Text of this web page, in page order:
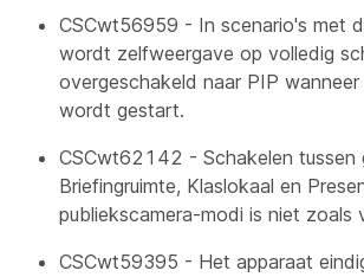
CSCwt56959 - In scenario's met
wordt zelfweergave op volledig
overgeschakeld naar PIP
wordt gestart.
CSCwt62142 - Schakelen tussen
Briefingruimte, Klaslokaal en
publiekscamera-modi is niet zoals
CSCwt59395 - Het apparaat